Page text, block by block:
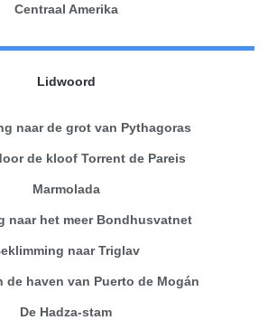
Centraal Amerika
Lidwoord
naar de grot van Pythagoras
de kloof Torrent de Pareis
Marmolada
naar het meer Bondhusvatnet
naar Triglav
de haven van Puerto de Mogán
De Hadza-stam